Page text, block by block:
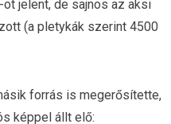
jelent, de sajnos az aksi
(a pletykák szerint 4500
forrás is megerősítette,
képpel állt elő: